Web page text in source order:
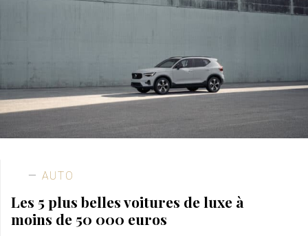
AUTO
Les 5 plus belles voitures de luxe à
moins de 50 000 euros